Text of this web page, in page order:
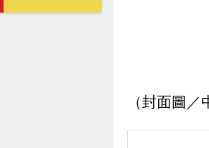
（封面圖／